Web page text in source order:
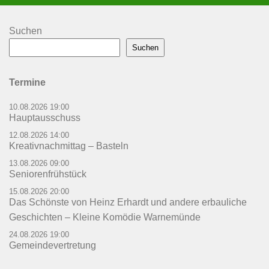
Suchen
Suchen
Termine
10.08.2026 19:00
Hauptausschuss
12.08.2026 14:00
Kreativnachmittag – Basteln
13.08.2026 09:00
Seniorenfrühstück
15.08.2026 20:00
Das Schönste von Heinz Erhardt und andere erbauliche
Geschichten – Kleine Komödie Warnemünde
24.08.2026 19:00
Gemeindevertretung